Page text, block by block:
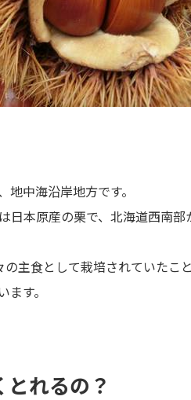
中海沿岸地方です。
日本原産の栗で、北海道西南
主食として栽培されていたこ
す。
れるの？